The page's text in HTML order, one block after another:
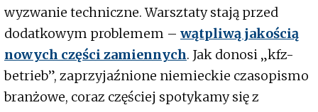
wyzwanie techniczne. Warsztaty stają przed
dodatkowym problemem – wątpliwą jakością
nowych części zamiennych. Jak donosi „kfz-
betrieb”, zaprzyjaźnione niemieckie czasopismo
branżowe, coraz częściej spotykamy się z